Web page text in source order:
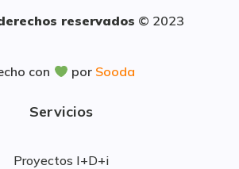
reservados © 2023
con por Sooda
Servicios
Proyectos I+D+i